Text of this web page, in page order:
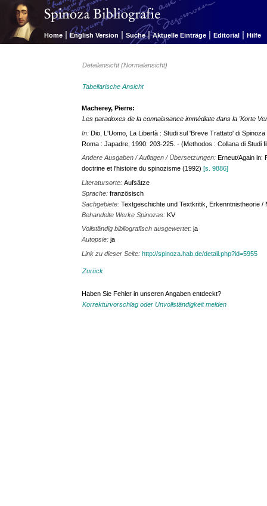
Home | English Version | Suche | Aktuelle Einträge | Editorial | Hilfe
Detailansicht (Normalansicht)
Tabellarische Ansicht
Macherey, Pierre:
Les paradoxes de la connaissance immédiate dans la 'Korte
In:Dio, L'Uomo, La Libertà : Studi sul 'Breve Trattato' di Spinoza
Roma : Japadre, 1990: 203-225. - (Methodos : Collana di Studi
Andere Ausgaben / Auflagen / Übersetzungen:Erneut/Again in:
doctrine et l'histoire du spinozisme (1992)[s. 9886]
Literatursorte:Aufsätze
Sprache:französisch
Sachgebiete:Textgeschichte und Textkritik, Erkenntnistheorie /
Behandelte Werke Spinozas:KV
Vollständig bibliografisch ausgewertet:ja
Autopsie:ja
Link zu dieser Seite:http://spinoza.hab.de/detail.php?id=5955
Zurück
Haben Sie Fehler in unseren Angaben entdeckt?
Korrekturvorschlag oder Unvollständigkeit melden